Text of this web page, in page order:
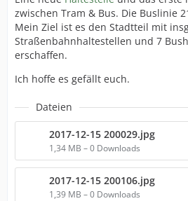
zwischen Tram & Bus. Die Buslinie
Mein Ziel ist es den Stadtteil mit
Straßenbahnhaltestellen und 7
erschaffen.
Ich hoffe es gefällt euch.
Dateien
2017-12-15 200029.jpg
1,34 MB – 0 Downloads
2017-12-15 200106.jpg
1,39 MB – 0 Downloads